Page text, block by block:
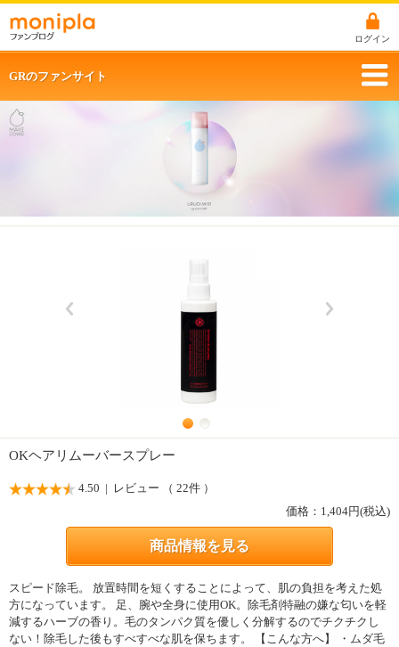
ログイン
GRのファンサイト
OKヘアリムーバースプレー
4.50 | レビュー （ 22件 ）
価格： 1,404円(税込)
商品情報を見る
スピード除毛。 放置時間を短くすることによって、肌の負担を考えた処
方になっています。 足、腕や全身に使用OK。除毛剤特融の嫌な匂いを軽
減するハーブの香り。毛のタンパク質を優しく分解するのでチクチクし
ない！除毛した後もすべすべな肌を保ちます。 【こんな方へ】 ・ムダ毛